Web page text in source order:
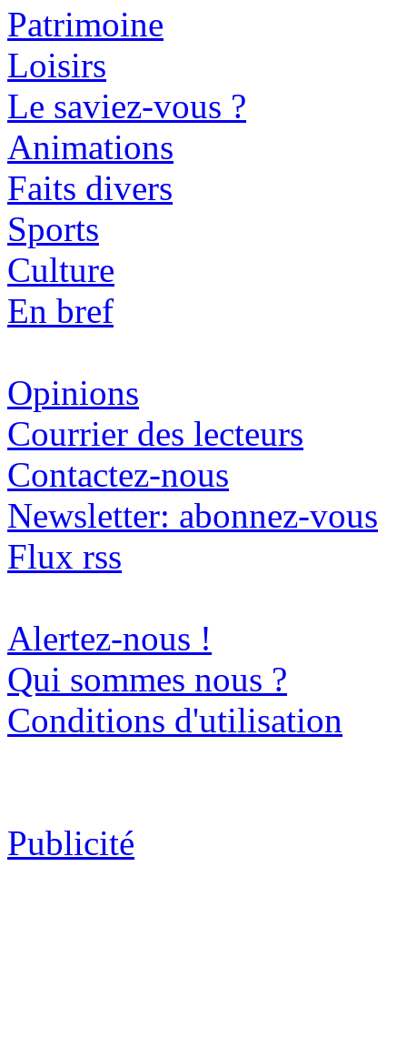
Patrimoine
Loisirs
Le saviez-vous ?
Animations
Faits divers
Sports
Culture
En bref
Opinions
Courrier des lecteurs
Contactez-nous
Newsletter: abonnez-vous
Flux rss
Alertez-nous !
Qui sommes nous ?
Conditions d'utilisation
Publicité